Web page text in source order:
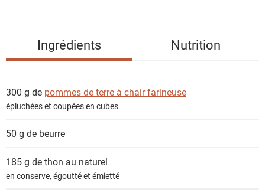
i
e
n
s
Ingrédients Nutrition
300 g de pommes de terre à chair farineuse
épluchées et coupées en cubes
50 g de beurre
185 g dethon au naturel
en conserve, égoutté et émietté